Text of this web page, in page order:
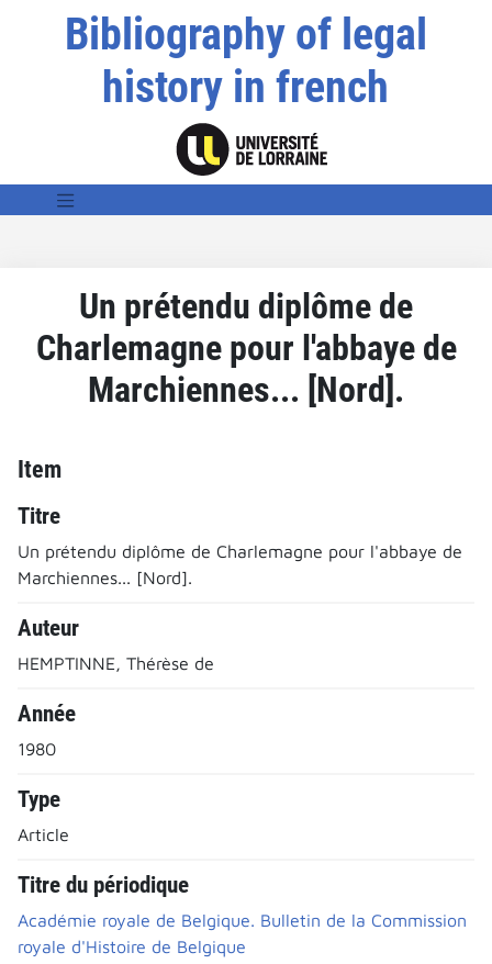
Bibliography of legal
history in french
Un prétendu diplôme de
Charlemagne pour l'abbaye de
Marchiennes... [Nord].
Item
Titre
Un prétendu diplôme de Charlemagne pour l'abbaye de
Marchiennes... [Nord].
Auteur
HEMPTINNE, Thérèse de
Année
1980
Type
Article
Titre du périodique
Académie royale de Belgique. Bulletin de la Commission
royale d'Histoire de Belgique